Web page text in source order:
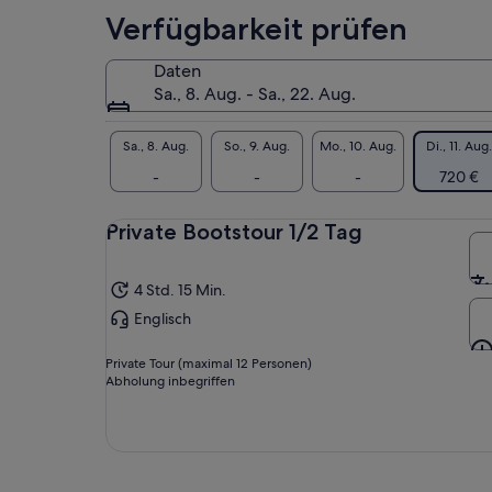
•
Verfügbarkeit prüfen
Daten
Sa., 8. Aug. - Sa., 22. Aug.
Sa., 8. Aug.
-
So., 9. Aug.
-
Mo., 10. Aug.
-
Di., 11. Aug.
720 €
Private Bootstour 1/2 Tag
4 Std. 15 Min.
Englisch
Private Tour (maximal 12 Personen)
Abholung inbegriffen